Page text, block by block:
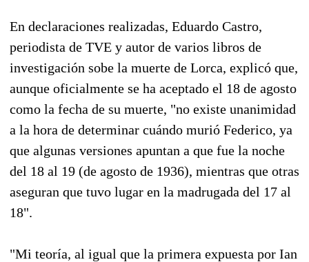
En declaraciones realizadas, Eduardo Castro,
periodista de TVE y autor de varios libros de
investigación sobe la muerte de Lorca, explicó que,
aunque oficialmente se ha aceptado el 18 de agosto
como la fecha de su muerte, "no existe unanimidad
a la hora de determinar cuándo murió Federico, ya
que algunas versiones apuntan a que fue la noche
del 18 al 19 (de agosto de 1936), mientras que otras
aseguran que tuvo lugar en la madrugada del 17 al
18".
"Mi teoría, al igual que la primera expuesta por Ian